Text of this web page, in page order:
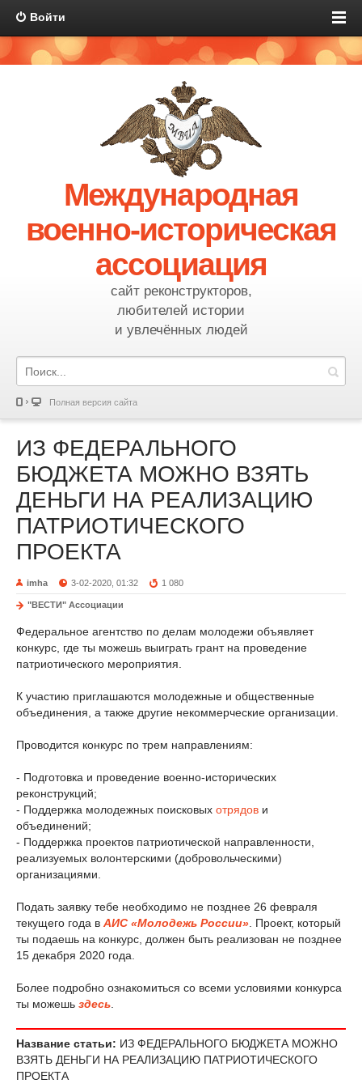
Войти
Международная
военно-историческая
ассоциация
сайт реконструкторов,
любителей истории
и увлечённых людей
Полная версия сайта
ИЗ ФЕДЕРАЛЬНОГО
БЮДЖЕТА МОЖНО ВЗЯТЬ
ДЕНЬГИ НА РЕАЛИЗАЦИЮ
ПАТРИОТИЧЕСКОГО
ПРОЕКТА
imha 3-02-2020, 01:32 1 080
"ВЕСТИ" Ассоциации
Федеральное агентство по делам молодежи объявляет
конкурс, где ты можешь выиграть грант на проведение
патриотического мероприятия.
К участию приглашаются молодежные и общественные
объединения, а также другие некоммерческие организации.
Проводится конкурс по трем направлениям:
- Подготовка и проведение военно-исторических
реконструкций;
- Поддержка молодежных поисковых отрядов и
объединений;
- Поддержка проектов патриотической направленности,
реализуемых волонтерскими (добровольческими)
организациями.
Подать заявку тебе необходимо не позднее 26 февраля
текущего года в АИС «Молодежь России» . Проект, который
ты подаешь на конкурс, должен быть реализован не позднее
15 декабря 2020 года.
Более подробно ознакомиться со всеми условиями конкурса
ты можешь здесь
Название статьи: ИЗ ФЕДЕРАЛЬНОГО БЮДЖЕТА МОЖНО
ВЗЯТЬ ДЕНЬГИ НА РЕАЛИЗАЦИЮ ПАТРИОТИЧЕСКОГО
ПРОЕКТА